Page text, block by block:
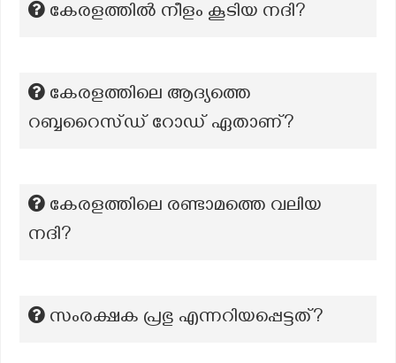
കേരളത്തിൽ നീളം കൂടിയ നദി?
കേരളത്തിലെ ആദ്യത്തെ
റബ്ബറൈസ്ഡ് റോഡ് ഏതാണ്?
കേരളത്തിലെ രണ്ടാമത്തെ വലിയ
നദി?
സംരക്ഷക പ്രഭു എന്നറിയപ്പെട്ടത്?